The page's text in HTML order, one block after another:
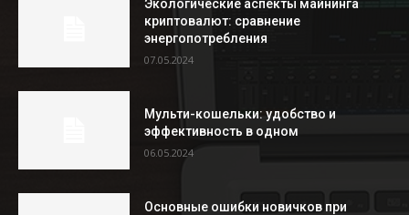
Экологические аспекты майнинга
криптовалют: сравнение
энергопотребления
07.05.2024
Мульти-кошельки: удобство и
эффективность в одном
06.05.2024
Основные ошибки новичков при